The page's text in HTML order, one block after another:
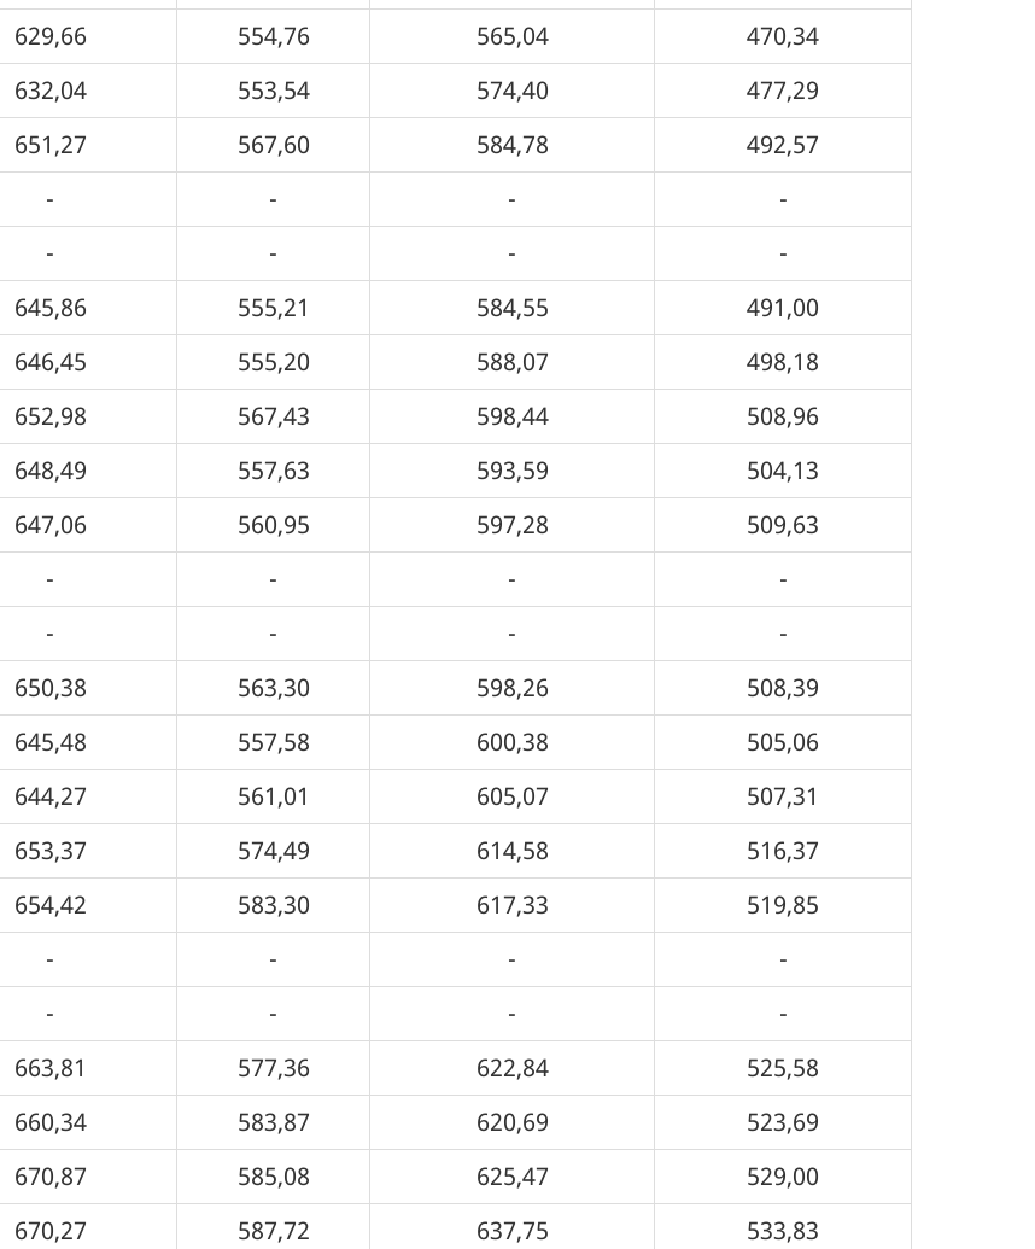
629,66 554,76 565,04
470,34
632,04 553,54 574,40
477,29
651,27 567,60 584,78
492,57
- - -
-
- - -
-
645,86 555,21 584,55
491,00
646,45 555,20 588,07
498,18
652,98 567,43 598,44
508,96
648,49 557,63 593,59
504,13
647,06 560,95 597,28
509,63
- - -
-
- - -
-
650,38 563,30 598,26
508,39
645,48 557,58 600,38
505,06
644,27 561,01 605,07
507,31
653,37 574,49 614,58
516,37
654,42 583,30 617,33
519,85
- - -
-
- - -
-
663,81 577,36 622,84
525,58
660,34 583,87 620,69
523,69
670,87 585,08 625,47
529,00
670,27 587,72 637,75
533,83